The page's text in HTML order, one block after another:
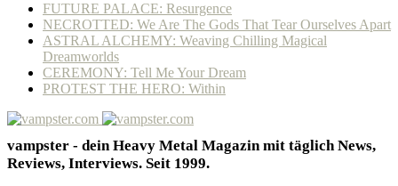
FUTURE PALACE: Resurgence
NECROTTED: We Are The Gods That Tear Ourselves Apart
ASTRAL ALCHEMY: Weaving Chilling Magical
Dreamworlds
CEREMONY: Tell Me Your Dream
PROTEST THE HERO: Within
vampster - dein Heavy Metal Magazin mit täglich News,
Reviews, Interviews. Seit 1999.